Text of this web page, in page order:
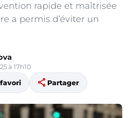
rapide et maîtrisée
a permis d’éviter un
à 17h10
share Partager